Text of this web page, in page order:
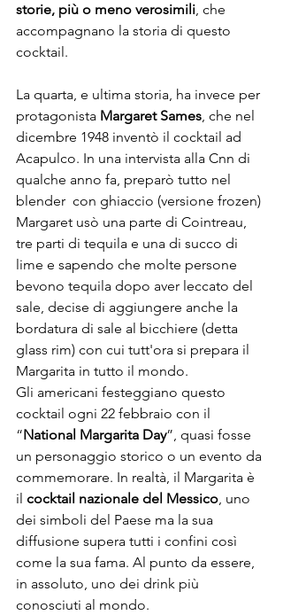
storie, più o meno verosimili, che
accompagnano la storia di questo
cocktail.
La quarta, e ultima storia, ha invece per
protagonista Margaret Sames, che nel
dicembre 1948 inventò il cocktail ad
Acapulco. In una intervista alla Cnn di
qualche anno fa, preparò tutto nel
blender  con ghiaccio (versione frozen)
Margaret usò una parte di Cointreau,
tre parti di tequila e una di succo di
lime e sapendo che molte persone
bevono tequila dopo aver leccato del
sale, decise di aggiungere anche la
bordatura di sale al bicchiere (detta
glass rim) con cui tutt'ora si prepara il
Margarita in tutto il mondo.
Gli americani festeggiano questo
cocktail ogni 22 febbraio con il
“National Margarita Day”, quasi fosse
un personaggio storico o un evento da
commemorare. In realtà, il Margarita è
il cocktail nazionale del Messico, uno
dei simboli del Paese ma la sua
diffusione supera tutti i confini così
come la sua fama. Al punto da essere,
in assoluto, uno dei drink più
conosciuti al mondo.